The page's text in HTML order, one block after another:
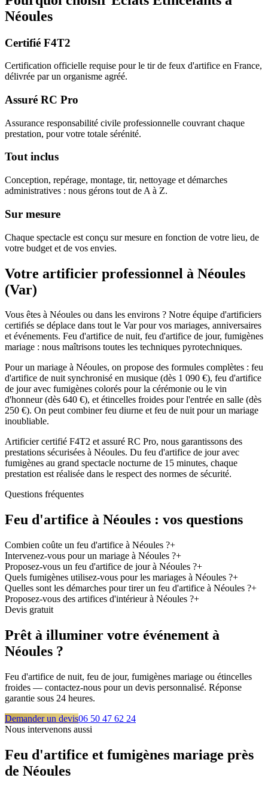
Néoules
Certifié F4T2
Certification officielle requise pour le tir de feux d'artifice en France,
délivrée par un organisme agréé.
Assuré RC Pro
Assurance responsabilité civile professionnelle couvrant chaque
prestation, pour votre totale sérénité.
Tout inclus
Conception, repérage, montage, tir, nettoyage et démarches
administratives : nous gérons tout de A à Z.
Sur mesure
Chaque spectacle est conçu sur mesure en fonction de votre lieu, de
votre budget et de vos envies.
Votre artificier professionnel à Néoules
(Var)
Vous êtes à Néoules ou dans les environs ? Notre équipe d'artificiers
certifiés se déplace dans tout le Var pour vos mariages, anniversaires
et événements. Feu d'artifice de nuit, feu d'artifice de jour, fumigènes
mariage : nous maîtrisons toutes les techniques pyrotechniques.
Pour un mariage à Néoules, on propose des formules complètes : feu
d'artifice de nuit synchronisé en musique (dès 1 090 €), feu d'artifice
de jour avec fumigènes colorés pour la cérémonie ou le vin
d'honneur (dès 640 €), et étincelles froides pour l'entrée en salle (dès
250 €). On peut combiner feu diurne et feu de nuit pour un mariage
inoubliable.
Artificier certifié F4T2 et assuré RC Pro, nous garantissons des
prestations sécurisées à Néoules. Du feu d'artifice de jour avec
fumigènes au grand spectacle nocturne de 15 minutes, chaque
prestation est réalisée dans le respect des normes de sécurité.
Questions fréquentes
Feu d'artifice à Néoules : vos questions
Combien coûte un feu d'artifice à Néoules ?+
Intervenez-vous pour un mariage à Néoules ?+
Proposez-vous un feu d'artifice de jour à Néoules ?+
Quels fumigènes utilisez-vous pour les mariages à Néoules ?+
Quelles sont les démarches pour tirer un feu d'artifice à Néoules ?+
Proposez-vous des artifices d'intérieur à Néoules ?+
Devis gratuit
Prêt à illuminer votre événement à
Néoules ?
Feu d'artifice de nuit, feu de jour, fumigènes mariage ou étincelles
froides — contactez-nous pour un devis personnalisé. Réponse
garantie sous 24 heures.
Demander un devis06 50 47 62 24
Nous intervenons aussi
Feu d'artifice et fumigènes mariage près
de Néoules